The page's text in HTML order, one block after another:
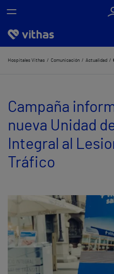
Nosotros
Servicios de salud
Equipo médico y asistencial
Información útil
Hospitales Vithas Comunicación Actualidad
Campaña
nueva Unidad
Integral al
Tráfico